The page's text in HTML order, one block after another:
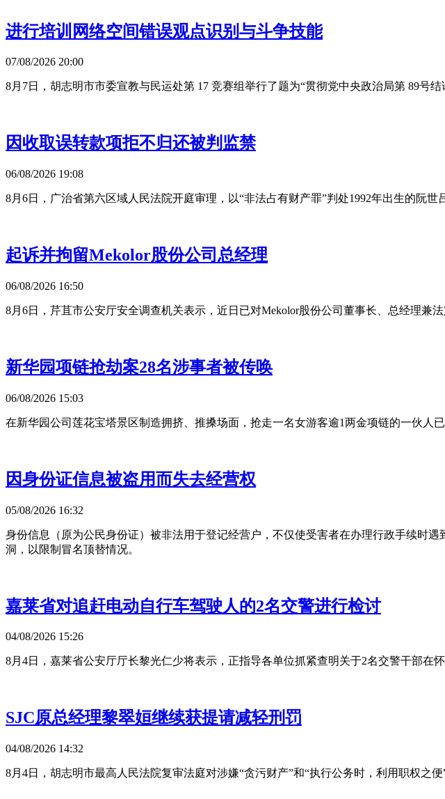
进行培训网络空间错误观点识别与斗争技能
07/08/2026 20:00
8月7日，胡志明市市委宣教与民运处第 17 竞赛组举行了题为“贯彻党中央政治局第 89号
因收取误转款项拒不归还被判监禁
06/08/2026 19:08
8月6日，广治省第六区域人民法院开庭审理，以“非法占有财产罪”判处1992年出生的阮世
起诉并拘留Mekolor股份公司总经理
06/08/2026 16:50
8月6日，芹苴市公安厅安全调查机关表示，近日已对Mekolor股份公司董事长、总经理兼
新华园项链抢劫案28名涉事者被传唤
06/08/2026 15:03
在新华园公司莲花宝塔景区制造拥挤、推搡场面，抢走一名女游客逾1两金项链的一伙人已
因身份证信息被盗用而失去经营权
05/08/2026 16:32
身份信息（原为公民身份证）被非法用于登记经营户，不仅使受害者在办理行政手续时
洞，以限制冒名顶替情况。
嘉莱省对追赶电动自行车驾驶人的2名交警进行检讨
04/08/2026 15:26
8月4日，嘉莱省公安厅厅长黎光仁少将表示，正指导各单位抓紧查明关于2名交警干部在
SJC原总经理黎翠姮继续获提请减轻刑罚
04/08/2026 14:32
8月4日，胡志明市最高人民法院复审法庭对涉嫌“贪污财产”和“执行公务时，利用职权之